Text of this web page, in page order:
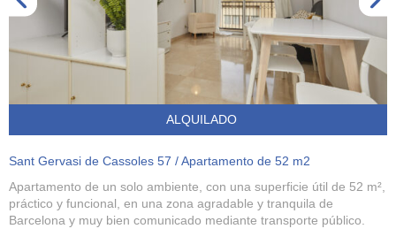
ALQUILADO
Sant Gervasi de Cassoles 57 / Apartamento de 52 m2
Apartamento de un solo ambiente, con una superficie útil de 52 m²,
práctico y funcional, en una zona agradable y tranquila de
Barcelona y muy bien comunicado mediante transporte público.